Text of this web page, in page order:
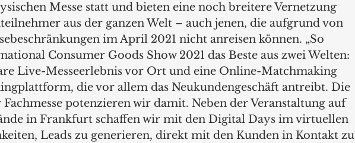
Messe statt und bieten eine noch breitere Vernetzung
aus der ganzen Welt – auch jenen, die aufgrund von
im April 2021 nicht anreisen können. „So
Consumer Goods Show 2021 das Beste aus zwei Welten:
Live-Messeerlebnis vor Ort und eine Online-Matchmaking
die vor allem das Neukundengeschäft antreibt. Die
potenzieren wir damit. Neben der Veranstaltung auf
in Frankfurt schaffen wir mit den Digital Days im virtuellen
Leads zu generieren, direkt mit den Kunden in Kontakt zu